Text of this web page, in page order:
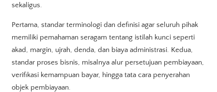
sekaligus.
Pertama, standar terminologi dan definisi agar seluruh pihak
memiliki pemahaman seragam tentang istilah kunci seperti
akad, margin, ujrah, denda, dan biaya administrasi. Kedua,
standar proses bisnis, misalnya alur persetujuan pembiayaan,
verifikasi kemampuan bayar, hingga tata cara penyerahan
objek pembiayaan.